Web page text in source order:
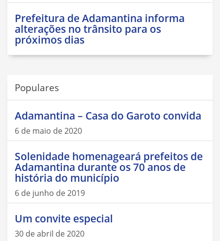
Prefeitura de Adamantina informa
alterações no trânsito para os
próximos dias
Populares
Adamantina – Casa do Garoto convida
6 de maio de 2020
Solenidade homenageará prefeitos de
Adamantina durante os 70 anos de
história do município
6 de junho de 2019
Um convite especial
30 de abril de 2020